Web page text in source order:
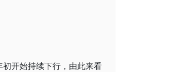
开始持续下行，由此来看